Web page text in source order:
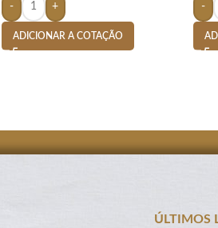
- +
ADICIONAR A COTAÇÃO
-
ÚLTIMOS